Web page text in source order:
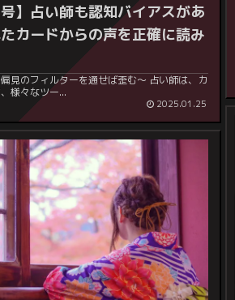
号】占い師も認知バイアスがあ
カードからの声を正確に読み
フィルターを通せば歪む～ 占い師は、カ
様々なツー...
2025.01.25